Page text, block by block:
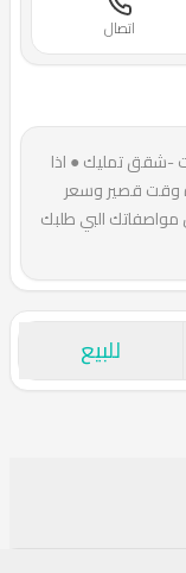
اتصال
-شقق تمليك ● اذا
وقت قصير وسعر
مواصفاتك البي طلبك
للبيع